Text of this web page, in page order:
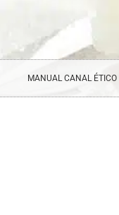
MANUAL CANAL ÉTICO